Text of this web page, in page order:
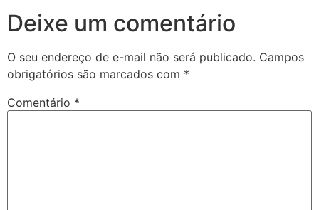
Deixe um comentário
O seu endereço de e-mail não será publicado. Campos
obrigatórios são marcados com *
Comentário *